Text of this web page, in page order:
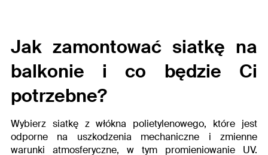
Jak zamontować siatkę na
balkonie i co będzie Ci
potrzebne?
Wybierz siatkę z włókna polietylenowego, które jest
odporne na uszkodzenia mechaniczne i zmienne
warunki atmosferyczne, w tym promieniowanie UV.